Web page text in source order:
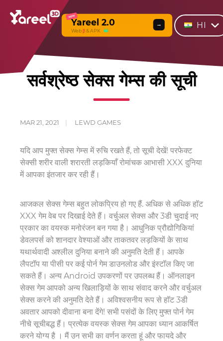
NEW
Yareel 2.0
Webβ & APK
→ HI
सर्वश्रेष्ठ सेक्स गेम्स की सूची
MAR 21, 2021 LEWD GAMES
यदि आप मुफ्त सेक्स गेम्स में रुचि रखते हैं, तो सूची देखें! परफेक्ट
सेक्सी शरीर वाली शरारती लड़कियाँ रोमांचक आभासी XXX दुनिया
में आपका इंतजार कर रही हैं।
आजकल सेक्स गेम्स बहुत लोकप्रिय हो गए हैं. अधिक से अधिक हॉट
XXX गेम वेब पर दिखाई देते हैं। वर्चुअल सेक्स और 3डी चुदाई नए
प्रकार का वयस्क मनोरंजन बन गया है। आधुनिक प्रौद्योगिकियां
डेवलपर्स को शानदार वेश्याओं और ताकतवर लड़कियों के साथ
यथार्थवादी अश्लील दुनिया बनाने की अनुमति देती हैं। आपके
लैपटॉप या पीसी पर कई पोर्न गेम डाउनलोड और इंस्टॉल किए जा
सकते हैं। अन्य Android उपकरणों पर उपलब्ध हैं। ऑनलाइन
सेक्स गेम आपको अन्य खिलाड़ियों के साथ संवाद करने और वर्चुअल
सेक्स करने की अनुमति देते हैं। अविश्वसनीय रूप से हॉट 3डी
अवतार आपको दीवाना बना देंगे! सभी पसंदों के लिए मुफ्त पोर्न गेम
नीचे सूचीबद्ध हैं। प्रत्येक वयस्क सेक्स गेम आपका ध्यान आकर्षित
करने योग्य है । मैं उन सभी का वर्णन करता हूं और फायदे और